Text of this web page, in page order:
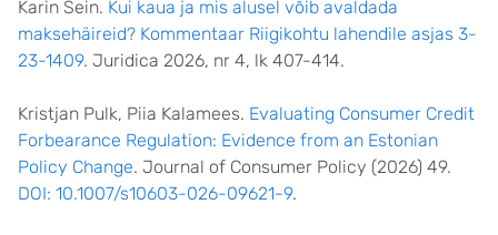
Karin Sein. Kui kaua ja mis alusel võib avaldada
maksehäireid? Kommentaar Riigikohtu lahendile asjas 3-
23-1409. Juridica 2026, nr 4, lk 407-414.
Kristjan Pulk, Piia Kalamees. Evaluating Consumer Credit
Forbearance Regulation: Evidence from an Estonian
Policy Change. Journal of Consumer Policy (2026) 49.
DOI: 10.1007/s10603-026-09621-9.